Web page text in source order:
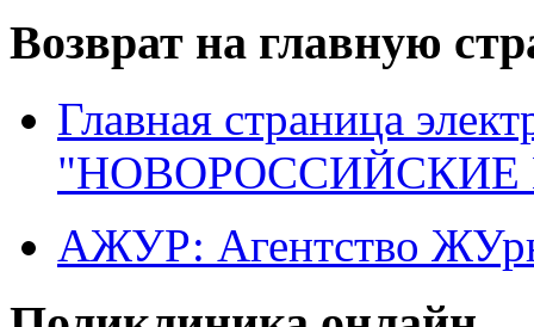
Возврат на главную
Главная страница
"НОВОРОССИЙСКИЕ
АЖУР: Агентство